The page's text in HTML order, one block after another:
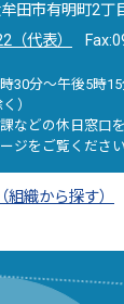
田市有明町2丁
（代表）
30分～午後5時
）
などの休日窓口
ジをご覧ください
織から探す）